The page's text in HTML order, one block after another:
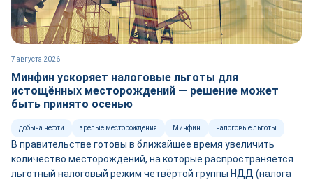
7 августа 2026
Минфин ускоряет налоговые льготы для
истощённых месторождений — решение может
быть принято осенью
добыча нефти зрелые месторождения Минфин налоговые льготы
В правительстве готовы в ближайшее время увеличить
количество месторождений, на которые распространяется
льготный налоговый режим четвёртой группы НДД (налога